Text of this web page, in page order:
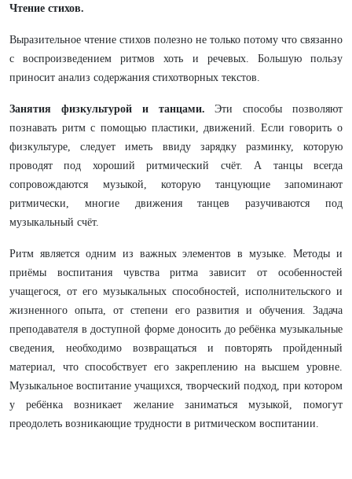
Чтение стихов.
Выразительное чтение стихов полезно не только потому что связанно
с воспроизведением ритмов хоть и речевых. Большую пользу
приносит анализ содержания стихотворных текстов.
Занятия физкультурой и танцами. Эти способы позволяют
познавать ритм с помощью пластики, движений. Если говорить о
физкультуре, следует иметь ввиду зарядку разминку, которую
проводят под хороший ритмический счёт. А танцы всегда
сопровождаются музыкой, которую танцующие запоминают
ритмически, многие движения танцев разучиваются под
музыкальный счёт.
Ритм является одним из важных элементов в музыке. Методы и
приёмы воспитания чувства ритма зависит от особенностей
учащегося, от его музыкальных способностей, исполнительского и
жизненного опыта, от степени его развития и обучения. Задача
преподавателя в доступной форме доносить до ребёнка музыкальные
сведения, необходимо возвращаться и повторять пройденный
материал, что способствует его закреплению на высшем уровне.
Музыкальное воспитание учащихся, творческий подход, при котором
у ребёнка возникает желание заниматься музыкой, помогут
преодолеть возникающие трудности в ритмическом воспитании.